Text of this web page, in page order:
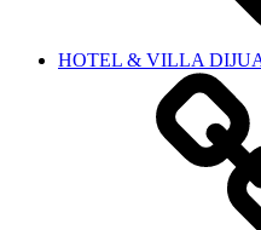
HOTEL & VILLA